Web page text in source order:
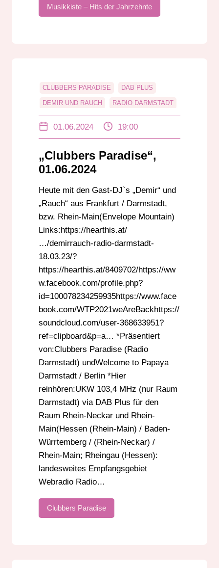
Musikkiste – Hits der Jahrzehnte
CLUBBERS PARADISE DAB PLUS
DEMIR UND RAUCH RADIO DARMSTADT
01.06.2024 19:00
„Clubbers Paradise“,
01.06.2024
Heute mit den Gast-DJ`s „Demir“ und
„Rauch“ aus Frankfurt / Darmstadt,
bzw. Rhein-Main(Envelope Mountain)
Links:https://hearthis.at/
…/demirrauch-radio-darmstadt-
18.03.23/?
https://hearthis.at/8409702/https://ww
w.facebook.com/profile.php?
id=100078234259935https://www.face
book.com/WTP2021weAreBackhttps://
soundcloud.com/user-368633951?
ref=clipboard&p=a… *Präsentiert
von:Clubbers Paradise (Radio
Darmstadt) undWelcome to Papaya
Darmstadt / Berlin *Hier
reinhören:UKW 103,4 MHz (nur Raum
Darmstadt) via DAB Plus für den
Raum Rhein-Neckar und Rhein-
Main(Hessen (Rhein-Main) / Baden-
Würrtemberg / (Rhein-Neckar) /
Rhein-Main; Rheingau (Hessen):
landesweites Empfangsgebiet
Webradio Radio…
Clubbers Paradise